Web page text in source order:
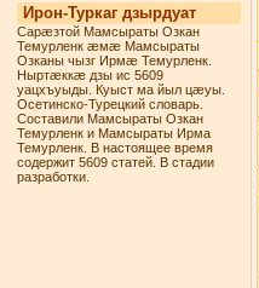
Ирон-Туркаг дзырдуат
Сарæзтой Мамсыраты Озкан
Темурленк æмæ Мамсыраты
Озканы чызг Ирмæ Темурленк.
Ныртæккæ дзы ис 5609
уацхъуыды. Куыст ма йыл цæуы.
Осетинско-Турецкий словарь.
Составили Мамсыраты Озкан
Темурленк и Мамсыраты Ирма
Темурленк. В настоящее время
содержит 5609 статей. В стадии
разработки.